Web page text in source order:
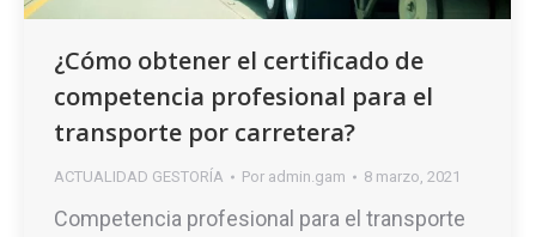
¿Cómo obtener el certificado de
competencia profesional para el
transporte por carretera?
ACTUALIDAD GESTORÍA Por admin.gam 8 marzo, 2021
Competencia profesional para el transporte